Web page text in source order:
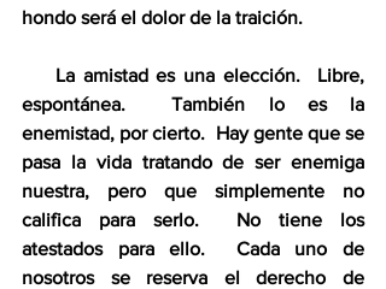
hondo será el dolor de la traición.
La amistad es una elección.  Libre,
espontánea.  También lo es la
enemistad, por cierto.  Hay gente que se
pasa la vida tratando de ser enemiga
nuestra, pero que simplemente no
califica para serlo.  No tiene los
atestados para ello.  Cada uno de
nosotros se reserva el derecho de